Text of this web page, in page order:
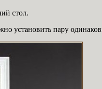
стол.
установить пару